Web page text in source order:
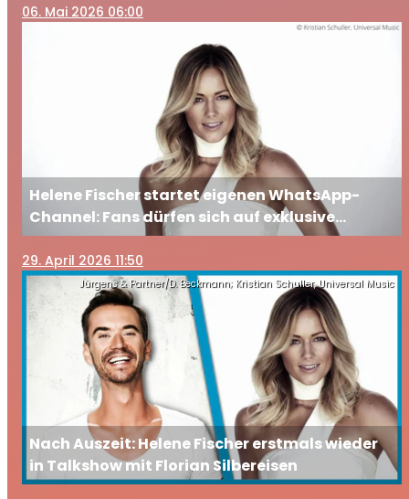
06. Mai 2026 06:00
Helene Fischer startet eigenen WhatsApp-
Channel: Fans dürfen sich auf exklusive
Einblicke freuen
29. April 2026 11:50
Jürgens & Partner/D. Beckmann; Kristian Schuller, Universal Music
Nach Auszeit: Helene Fischer erstmals wieder
in Talkshow mit Florian Silbereisen